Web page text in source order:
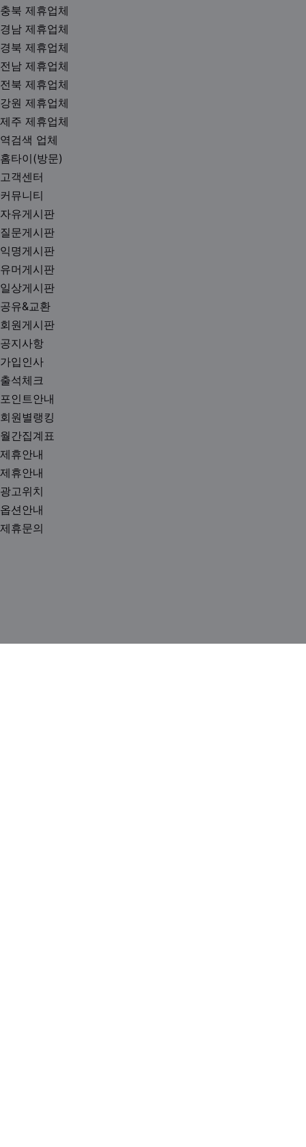
충북 제휴업체
경남 제휴업체
경북 제휴업체
전남 제휴업체
전북 제휴업체
강원 제휴업체
제주 제휴업체
역검색 업체
홈타이(방문)
고객센터
커뮤니티
자유게시판
질문게시판
익명게시판
유머게시판
일상게시판
공유&교환
회원게시판
공지사항
가입인사
출석체크
포인트안내
회원별랭킹
월간집계표
제휴안내
제휴안내
광고위치
옵션안내
제휴문의